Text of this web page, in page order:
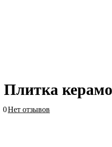
Плитка
0Нет отзывов